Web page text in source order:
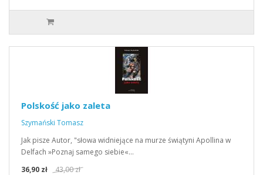
Polskość jako zaleta
Szymański Tomasz
Jak pisze Autor, "słowa widniejące na murze świątyni Apollina w
Delfach »Poznaj samego siebie«…
36,90 zł
43,00 zł